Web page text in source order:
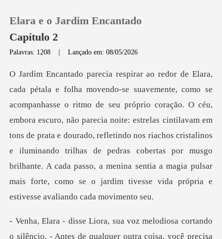
0
Loja
Elara e o Jardim Encantado
Capítulo 2
Palavras: 1208 |Lançado em: 08/05/2026
embora escuro, não parecia noite: estrelas cintilavam em
tons de prata e dourado, refletindo nos riachos cristalinos
e iluminando trilhas de pedras cobertas
qualquer outra coisa, você precisa